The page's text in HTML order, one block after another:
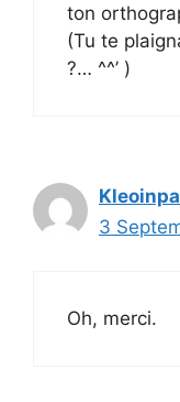
ton
(Tu te
?… ^^’ )
3
Oh, merci.